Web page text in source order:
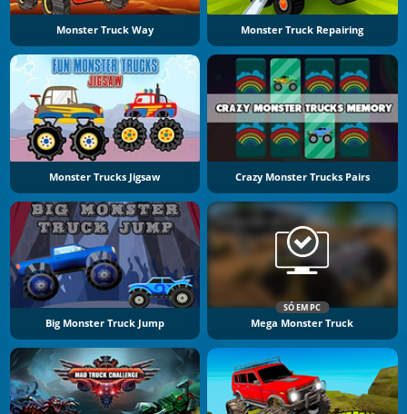
Monster Truck Way Monster Truck Repairing
Monster Trucks Jigsaw Crazy Monster Trucks Pairs
Big Monster Truck Jump
SÓ EM PC
Mega Monster Truck